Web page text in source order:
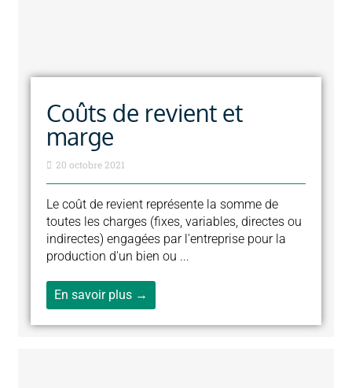
Coûts de revient et
marge
20 octobre 2021
Le coût de revient représente la somme de
toutes les charges (fixes, variables, directes ou
indirectes) engagées par l'entreprise pour la
production d'un bien ou ...
En savoir plus →